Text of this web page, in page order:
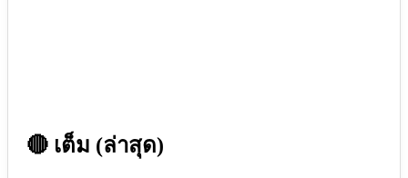
🔴 เต็ม (ล่าสุด)